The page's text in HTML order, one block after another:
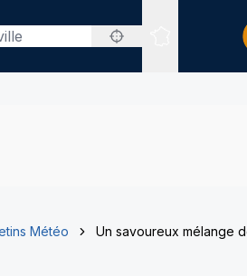
Sites
Météo Un savoureux mélange